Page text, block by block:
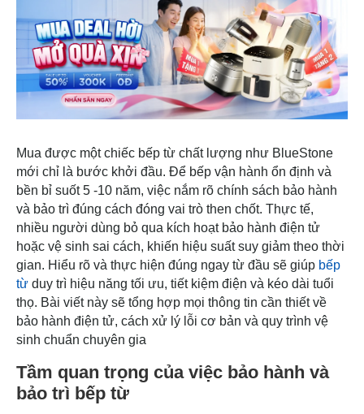
Mua được một chiếc bếp từ chất lượng như BlueStone
mới chỉ là bước khởi đầu. Để bếp vận hành ổn định và
bền bỉ suốt 5 -10 năm, việc nắm rõ chính sách bảo hành
và bảo trì đúng cách đóng vai trò then chốt. Thực tế,
nhiều người dùng bỏ qua kích hoạt bảo hành điện tử
hoặc vệ sinh sai cách, khiến hiệu suất suy giảm theo thời
gian. Hiểu rõ và thực hiện đúng ngay từ đầu sẽ giúp bếp
từ duy trì hiệu năng tối ưu, tiết kiệm điện và kéo dài tuổi
thọ. Bài viết này sẽ tổng hợp mọi thông tin cần thiết về
bảo hành điện tử, cách xử lý lỗi cơ bản và quy trình vệ
sinh chuẩn chuyên gia
Tầm quan trọng của việc bảo hành và
bảo trì bếp từ